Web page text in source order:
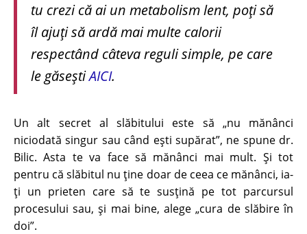
tu crezi că ai un metabolism lent, poți să
îl ajuți să ardă mai multe calorii
respectând câteva reguli simple, pe care
le găseștiAICI.
Un alt secret al slăbitului este să „nu mănânci
niciodată singur sau când ești supărat”, ne spune dr.
Bilic. Asta te va face să mănânci mai mult. Și tot
pentru că slăbitul nu ține doar de ceea ce mănânci, ia-
ți un prieten care să te susțină pe tot parcursul
procesului sau, și mai bine, alege „cura de slăbire în
doi”.